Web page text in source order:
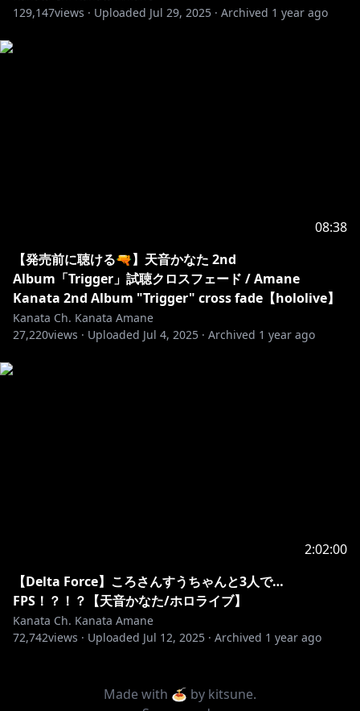
129,147views · Uploaded Jul 29, 2025 · Archived 1 year ago
08:38
【発売前に聴ける🔫】天音かなた 2nd
Album「Trigger」試聴クロスフェード / Amane
Kanata 2nd Album "Trigger" cross fade【hololive】
Kanata Ch. Kanata Amane
27,220views · Uploaded Jul 4, 2025 · Archived 1 year ago
2:02:00
【Delta Force】ころさんすうちゃんと3人で…
FPS！？！？【天音かなた/ホロライブ】
Kanata Ch. Kanata Amane
72,742views · Uploaded Jul 12, 2025 · Archived 1 year ago
Made with 🍝 by kitsune.